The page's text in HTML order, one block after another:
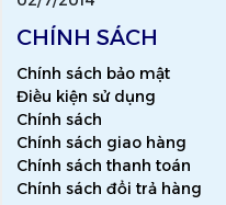
CHÍNH SÁCH
Chính sách bảo mật
Điều kiện sử dụng
Chính sách
Chính sách giao hàng
Chính sách thanh toán
Chính sách đổi trả hàng